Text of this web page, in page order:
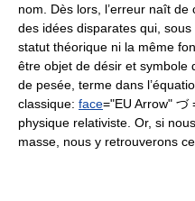
nom. Dès lors, l’erreur naît
des idées disparates qui,
statut théorique ni la même
être objet de désir et symbole
de pesée, terme dans
classique: face="EU Arrow" づ
physique relativiste. Or, si
masse, nous y retrouverons